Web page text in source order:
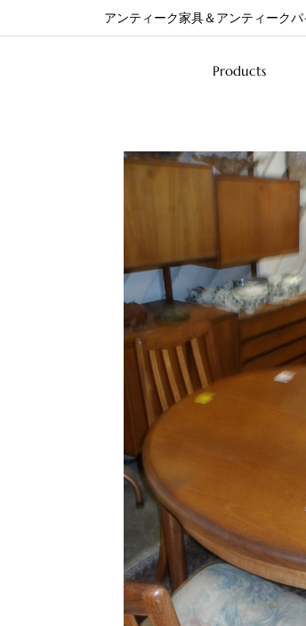
アンティーク家具＆アンティーク
Products